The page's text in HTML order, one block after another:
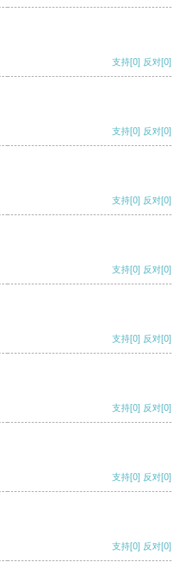
支持[0] 反对[0]
支持[0] 反对[0]
支持[0] 反对[0]
支持[0] 反对[0]
支持[0] 反对[0]
支持[0] 反对[0]
支持[0] 反对[0]
支持[0] 反对[0]